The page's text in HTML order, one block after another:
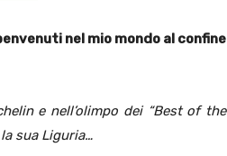
nel mio mondo al confine
e nell’olimpo dei “Best of the
sua Liguria…